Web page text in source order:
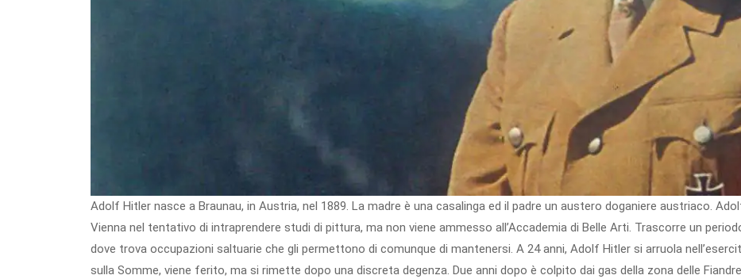
Adolf Hitler nasce a Braunau, in Austria, nel 1889. La madre è una casalinga ed il padre un austero doganiere austriaco.
Vienna nel tentativo di intraprendere studi di pittura, ma non viene ammesso all’Accademia di Belle Arti. Trascorre un
dove trova occupazioni saltuarie che gli permettono di comunque di mantenersi. A 24 anni, Adolf Hitler si arruola
sulla Somme, viene ferito, ma si rimette dopo una discreta degenza. Due anni dopo è colpito dai gas della zona delle